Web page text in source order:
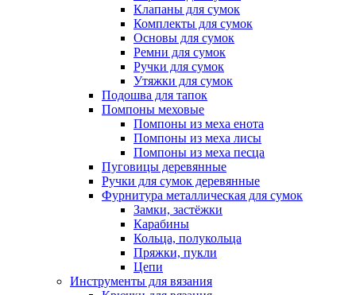
Клапаны для сумок
Комплекты для сумок
Основы для сумок
Ремни для сумок
Ручки для сумок
Утяжки для сумок
Подошва для тапок
Помпоны меховые
Помпоны из меха енота
Помпоны из меха лисы
Помпоны из меха песца
Пуговицы деревянные
Ручки для сумок деревянные
Фурнитура металлическая для сумок
Замки, застёжки
Карабины
Кольца, полукольца
Пряжки, пукли
Цепи
Инструменты для вязания